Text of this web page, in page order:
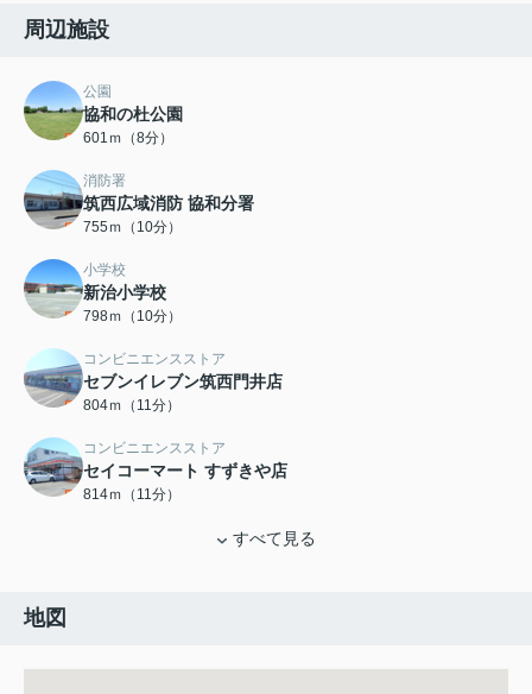
周辺施設
公園
協和の杜公園
601ｍ（8分）
消防署
筑西広域消防 協和分署
755ｍ（10分）
小学校
新治小学校
798ｍ（10分）
コンビニエンスストア
セブンイレブン筑西門井店
804ｍ（11分）
コンビニエンスストア
セイコーマート すずきや店
814ｍ（11分）
すべて見る
地図